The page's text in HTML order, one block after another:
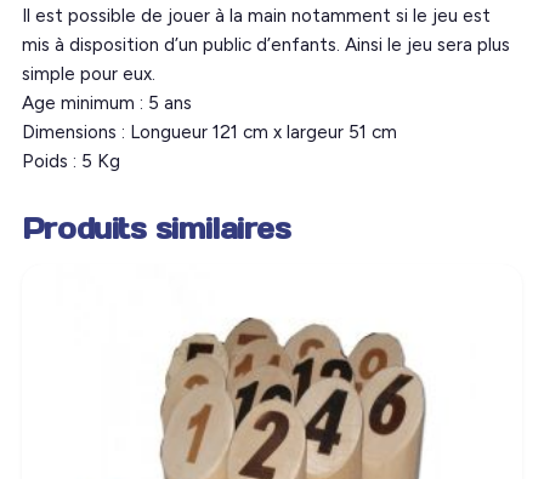
Il est possible de jouer à la main notamment si le jeu est
mis à disposition d’un public d’enfants. Ainsi le jeu sera plus
simple pour eux.
Age minimum : 5 ans
Dimensions : Longueur 121 cm x largeur 51 cm
Poids : 5 Kg
Produits similaires